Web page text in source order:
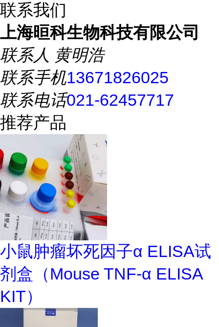
联系我们
上海晅科生物科技有限公司
联系人 黄明浩
联系手机13671826025
联系电话021-62457717
推荐产品
小鼠肿瘤坏死因子α ELISA试
剂盒（Mouse TNF-α ELISA
KIT）